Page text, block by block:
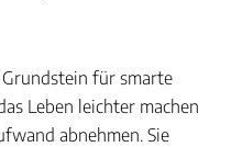
Grundstein für smarte
Leben leichter machen
abnehmen. Sie